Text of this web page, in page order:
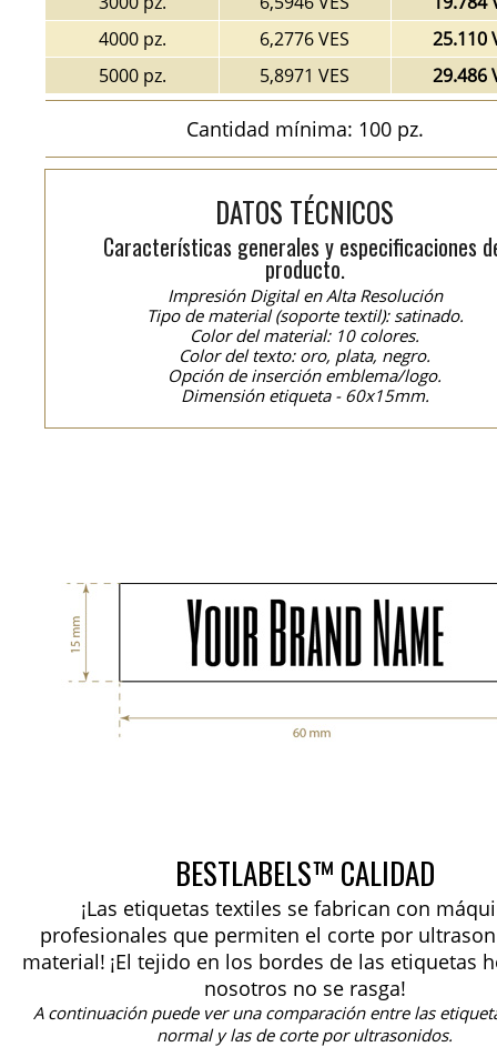
4000 pz.
6,2776 VES
25.110
5000 pz.
5,8971 VES 29.486
Cantidad mínima: 100 pz.
DATOS TÉCNICOS
Características generales y especificaciones
producto.
Impresión Digital en Alta Resolución
Tipo de material (soporte textil): satinado.
Color del material: 10 colores.
Color del texto: oro, plata, negro.
Opción de inserción emblema/logo.
Dimensión etiqueta - 60x15mm.
BESTLABELS™ CALIDAD
¡Las etiquetas textiles se fabrican con
profesionales que permiten el corte por
material! ¡El tejido en los bordes de las etiquetas
nosotros no se rasga!
A continuación puede ver una comparación entre las
normal y las de corte por ultrasonidos.